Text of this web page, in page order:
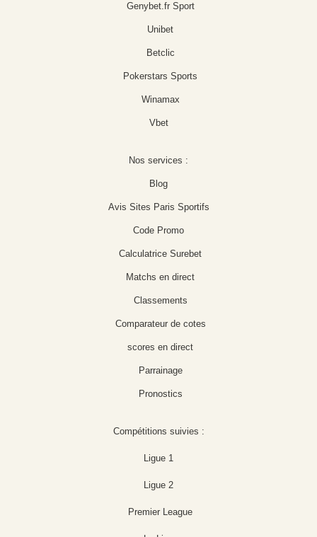
Genybet.fr Sport
Unibet
Betclic
Pokerstars Sports
Winamax
Vbet
Nos services :
Blog
Avis Sites Paris Sportifs
Code Promo
Calculatrice Surebet
Matchs en direct
Classements
Comparateur de cotes
scores en direct
Parrainage
Pronostics
Compétitions suivies :
Ligue 1
Ligue 2
Premier League